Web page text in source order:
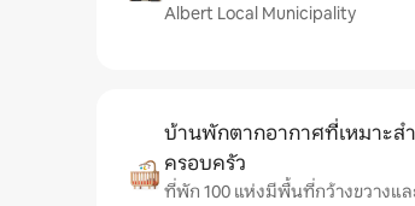
Albert Local Municipality
บ้านพักตากอากาศที่เหมาะส
ครอบครัว
ที่พัก 100 แห่งมีพื้นที่กว้างขวางแล